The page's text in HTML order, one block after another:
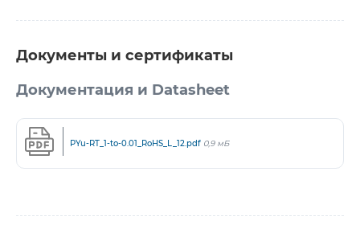
Документы и сертификаты
Документация и Datasheet
PYu-RT_1-to-0.01_RoHS_L_12.pdf 0,9 мБ